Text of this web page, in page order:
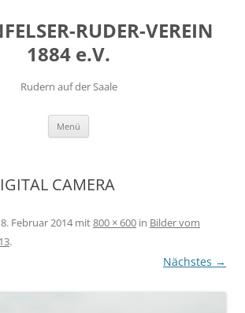
RUDER-VEREIN
1884 e.V.
Rudern auf der Saale
Menü
CAMERA
Februar 2014mit800 × 600 in Bilder vom
.
Nächstes →